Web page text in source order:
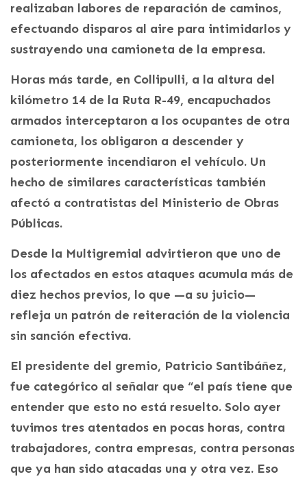
realizaban labores de reparación de caminos,
efectuando disparos al aire para intimidarlos y
sustrayendo una camioneta de la empresa.
Horas más tarde, en Collipulli, a la altura del
kilómetro 14 de la Ruta R-49, encapuchados
armados interceptaron a los ocupantes de otra
camioneta, los obligaron a descender y
posteriormente incendiaron el vehículo. Un
hecho de similares características también
afectó a contratistas del Ministerio de Obras
Públicas.
Desde la Multigremial advirtieron que uno de
los afectados en estos ataques acumula más de
diez hechos previos, lo que —a su juicio—
refleja un patrón de reiteración de la violencia
sin sanción efectiva.
El presidente del gremio, Patricio Santibáñez,
fue categórico al señalar que “el país tiene que
entender que esto no está resuelto. Solo ayer
tuvimos tres atentados en pocas horas, contra
trabajadores, contra empresas, contra personas
que ya han sido atacadas una y otra vez. Eso